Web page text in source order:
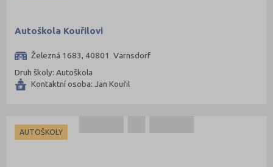
Ústí nad Orlicí (135)
Vsetín (132)
Vyškov (72)
Zlín (161)
Žďár nad Sázavou (124)
Autoškola Kouřilovi
Železná 1683, 40801 Varnsdorf
Druh školy: Autoškola
Kontaktní osoba: Jan Kouřil
AUTOŠKOLY